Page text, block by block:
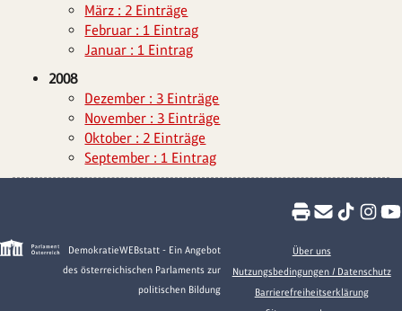
März : 2 Einträge
Februar : 1 Eintrag
Januar : 1 Eintrag
2008
Dezember : 3 Einträge
November : 3 Einträge
Oktober : 2 Einträge
September : 1 Eintrag
DemokratieWEBstatt - Ein Angebot
des österreichischen Parlaments zur
politischen Bildung
Über uns
Nutzungsbedingungen / Datenschutz
Barrierefreiheitserklärung